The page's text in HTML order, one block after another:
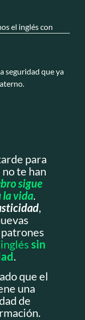
el inglés con
seguridad que ya
para
te han
sigue
la vida.
,
sin
.
que el
una
de